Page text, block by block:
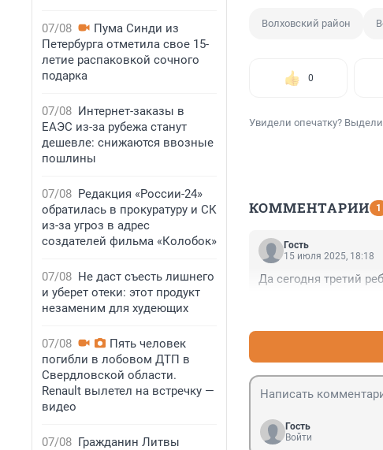
07/08
Пума Синди из
Петербурга отметила свое 15-
летие распаковкой сочного
подарка
07/08 Интернет-заказы в
ЕАЭС из-за рубежа станут
дешевле: снижаются ввозные
пошлины
07/08 Редакция «России-24»
обратилась в прокуратуру и СК
из-за угроз в адрес
создателей фильма «Колобок»
07/08 Не даст съесть лишнего
и уберет отеки: этот продукт
незаменим для худеющих
07/08
Пять человек
погибли в лобовом ДТП в
Свердловской области.
Renault вылетел на встречку —
видео
07/08 Гражданин Литвы
Волховский район
0
Увидели опечатку?
КОММЕНТАРИИ 1
Гость
15 июля 2025, 18:18
Да сегодня третий
Гость
Войти